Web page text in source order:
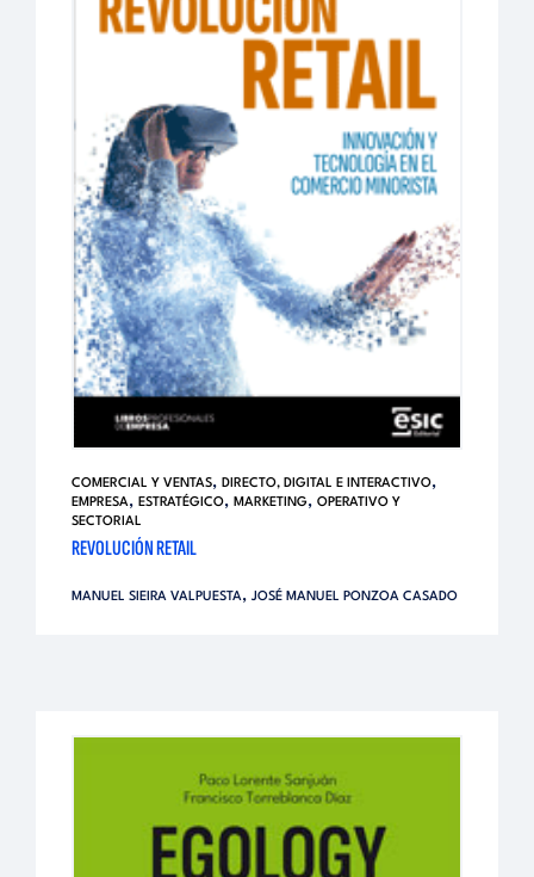
COMERCIAL Y VENTAS, DIRECTO, DIGITAL E INTERACTIVO,
EMPRESA, ESTRATÉGICO, MARKETING, OPERATIVO Y
SECTORIAL
REVOLUCIÓN RETAIL
MANUEL SIEIRA VALPUESTA, JOSÉ MANUEL PONZOA CASADO